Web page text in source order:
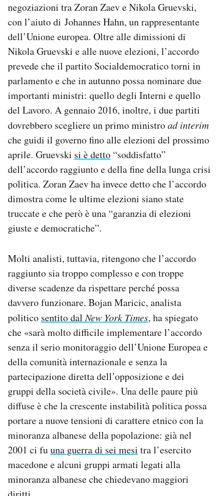
negoziazioni tra Zoran Zaev e Nikola Gruevski,
con l’aiuto di Johannes Hahn, un rappresentante
dell’Unione europea. Oltre alle dimissioni di
Nikola Gruevski e alle nuove elezioni, l’accordo
prevede che il partito Socialdemocratico torni in
parlamento e che in autunno possa nominare due
importanti ministri: quello degli Interni e quello
del Lavoro. A gennaio 2016, inoltre, i due partiti
dovrebbero scegliere un primo ministroad interim
che guidi il governo fino alle elezioni del prossimo
aprile. Gruevski si è detto “soddisfatto”
dell’accordo raggiunto e della fine della lunga crisi
politica. Zoran Zaev ha invece detto che l’accordo
dimostra come le ultime elezioni siano state
truccate e che però è una “garanzia di elezioni
giuste e democratiche”.
Molti analisti, tuttavia, ritengono che l’accordo
raggiunto sia troppo complesso e con troppe
diverse scadenze da rispettare perché possa
davvero funzionare. Bojan Maricic, analista
politico sentito dalNew York Times, ha spiegato
che «sarà molto difficile implementare l’accordo
senza il serio monitoraggio dell’Unione Europea e
della comunità internazionale e senza la
partecipazione diretta dell’opposizione e dei
gruppi della società civile». Una delle paure più
diffuse è che la crescente instabilità politica possa
portare a nuove tensioni di carattere etnico con la
minoranza albanese della popolazione: già nel
2001 ci fuuna guerra di sei mesi tra l’esercito
macedone e alcuni gruppi armati legati alla
minoranza albanese che chiedevano maggiori